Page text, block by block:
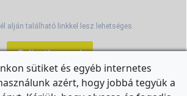
alján található linkkel lesz lehetséges.
Feliratkozom!
sütiket és egyéb internetes
azért, hogy jobbá tegyük a